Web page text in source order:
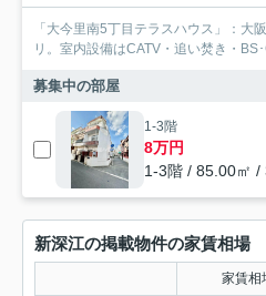
「大今里南5丁目テラスハウス」：大
リ。室内設備はCATV・追い焚き・BS
募集中の部屋
1-3階
8万円
1-3階 / 85.00㎡ /
新深江の掲載物件の家賃相場
家賃相